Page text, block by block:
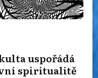
uspořádá
spiritualitě